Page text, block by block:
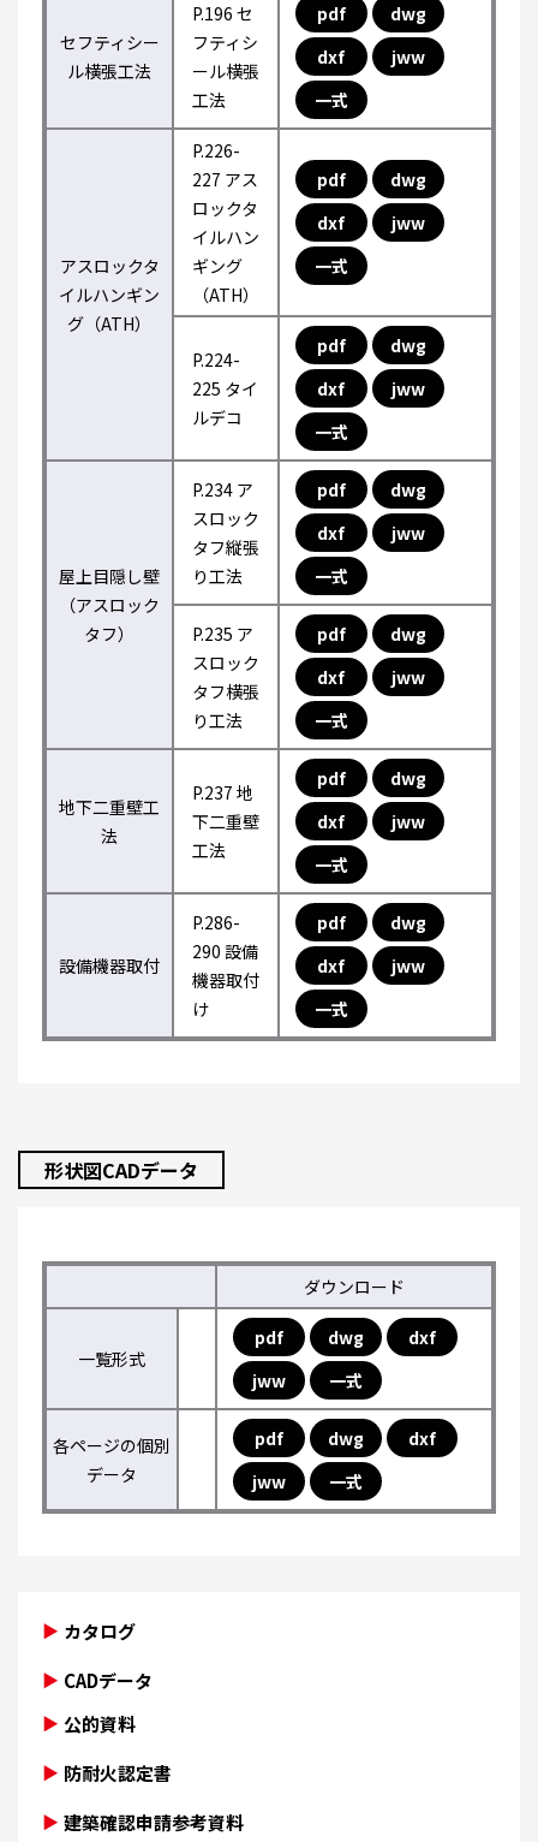
セフティシー
ル横張工法
P.196 セ
フティシ
ール横張
工法
pdf
dwg
dxf
jww
一式
アスロックタ
イルハンギン
グ（ATH）
P.226-
227 アス
ロックタ
イルハン
ギング
（ATH）
pdf
dwg
dxf
jww
一式
P.224-
225 タイ
ルデコ
pdf
dwg
dxf
jww
一式
屋上目隠し壁
（アスロック
タフ）
P.234 ア
スロック
タフ縦張
り工法
pdf
dwg
dxf
jww
一式
P.235 ア
スロック
タフ横張
り工法
pdf
dwg
dxf
jww
一式
地下二重壁工
法
P.237 地
下二重壁
工法
pdf
dwg
dxf
jww
一式
設備機器取付
P.286-
290 設備
機器取付
け
pdf
dwg
dxf
jww
一式
形状図CADデータ
ダウンロード
一覧形式
pdf dwg
dxf
jww
一式
各ページの個別
データ
pdf dwg
dxf
jww
一式
カタログ
CADデータ
公的資料
防耐火認定書
建築確認申請参考資料